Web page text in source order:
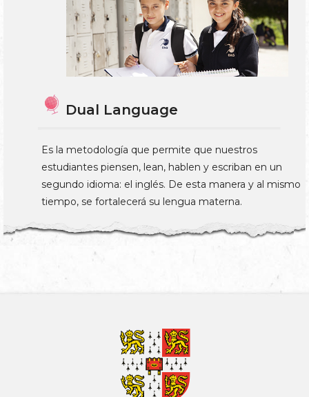
Dual Language
Es la metodología que permite que nuestros
estudiantes piensen, lean, hablen y escriban en un
segundo idioma: el inglés. De esta manera y al mismo
tiempo, se fortalecerá su lengua materna.